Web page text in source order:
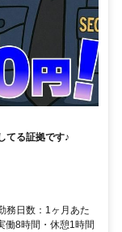
てる証拠です♪
務日数：1ヶ月あた
働8時間・休憩1時間